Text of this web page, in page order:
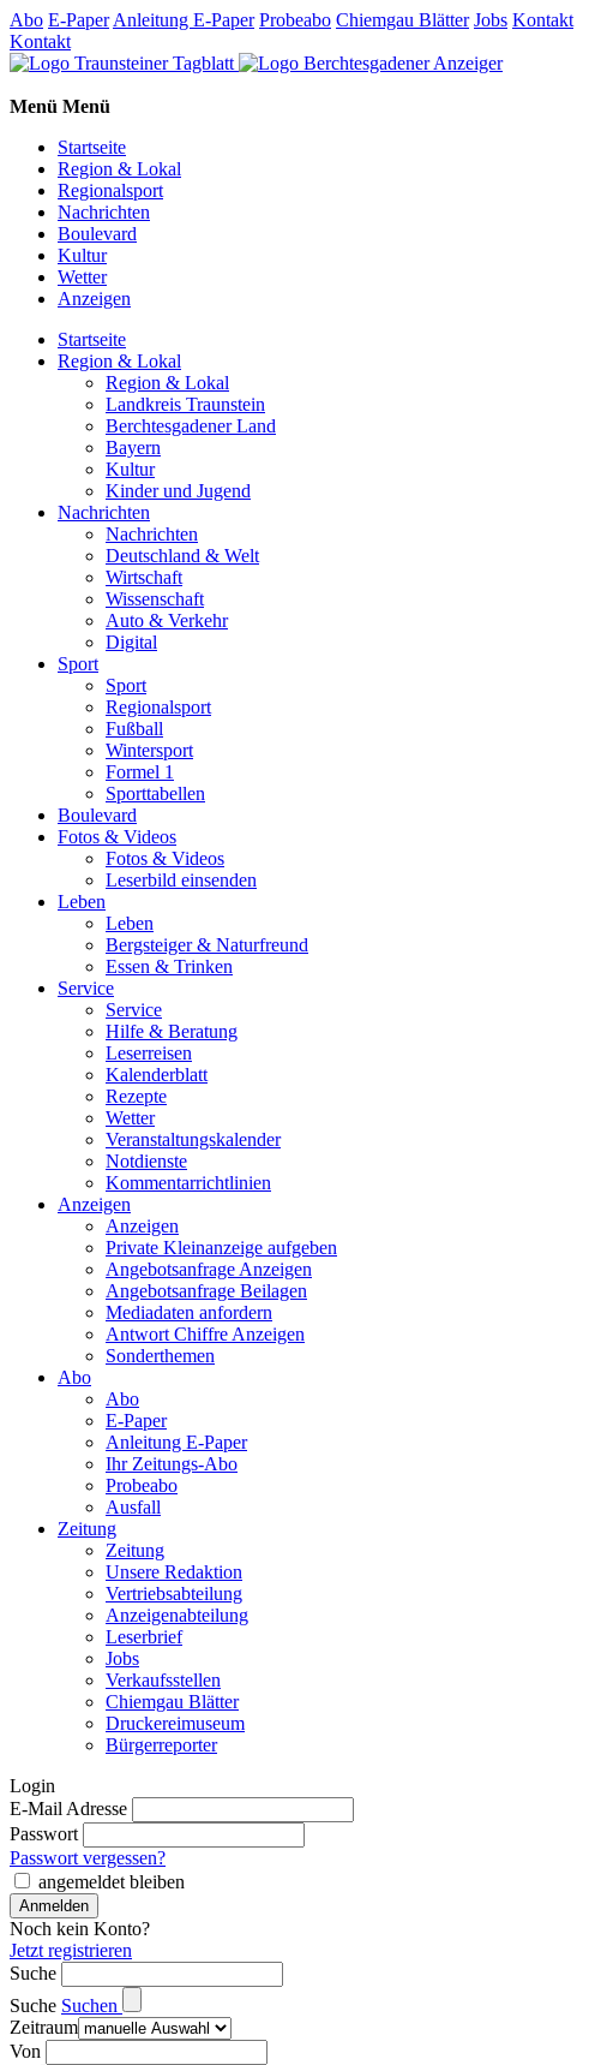
Abo E-Paper Anleitung E-Paper Probeabo Chiemgau Blätter Jobs Kontakt
Kontakt
Menü Menü
Startseite
Region & Lokal
Regionalsport
Nachrichten
Boulevard
Kultur
Wetter
Anzeigen
Startseite
Region & Lokal
Region & Lokal
Landkreis Traunstein
Berchtesgadener Land
Bayern
Kultur
Kinder und Jugend
Nachrichten
Nachrichten
Deutschland & Welt
Wirtschaft
Wissenschaft
Auto & Verkehr
Digital
Sport
Sport
Regionalsport
Fußball
Wintersport
Formel 1
Sporttabellen
Boulevard
Fotos & Videos
Fotos & Videos
Leserbild einsenden
Leben
Leben
Bergsteiger & Naturfreund
Essen & Trinken
Service
Service
Hilfe & Beratung
Leserreisen
Kalenderblatt
Rezepte
Wetter
Veranstaltungskalender
Notdienste
Kommentarrichtlinien
Anzeigen
Anzeigen
Private Kleinanzeige aufgeben
Angebotsanfrage Anzeigen
Angebotsanfrage Beilagen
Mediadaten anfordern
Antwort Chiffre Anzeigen
Sonderthemen
Abo
Abo
E-Paper
Anleitung E-Paper
Ihr Zeitungs-Abo
Probeabo
Ausfall
Zeitung
Zeitung
Unsere Redaktion
Vertriebsabteilung
Anzeigenabteilung
Leserbrief
Jobs
Verkaufsstellen
Chiemgau Blätter
Druckereimuseum
Bürgerreporter
Login
E-Mail Adresse
Passwort
Passwort vergessen?
angemeldet bleiben
Noch kein Konto?
Jetzt registrieren
Suche
Suche Suchen
Zeitraum
Von